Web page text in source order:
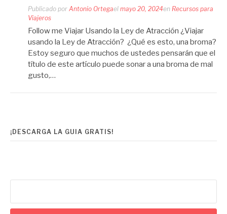
Publicado por Antonio Ortegael mayo 20, 2024en Recursos para
Viajeros
Follow me Viajar Usando la Ley de Atracción ¿Viajar
usando la Ley de Atracción? ¿Qué es esto, una broma?
Estoy seguro que muchos de ustedes pensarán que el
título de este artículo puede sonar a una broma de mal
gusto,…
¡DESCARGA LA GUIA GRATIS!